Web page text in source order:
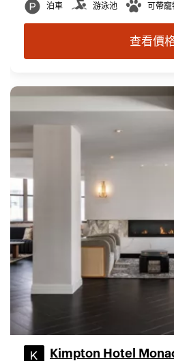
泊車 游泳池 可帶寵
查看價
Kimpton Hotel